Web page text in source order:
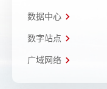
数据中心
数字站点
广域网络